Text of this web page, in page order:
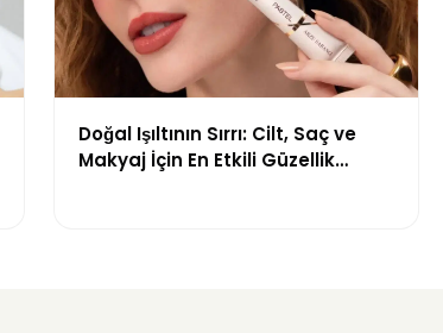
Doğal Işıltının Sırrı: Cilt, Saç ve
Makyaj İçin En Etkili Güzellik